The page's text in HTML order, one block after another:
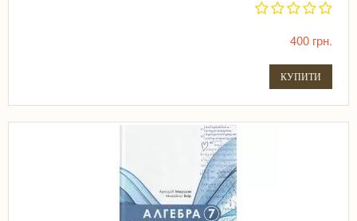
400 грн.
КУПИТИ